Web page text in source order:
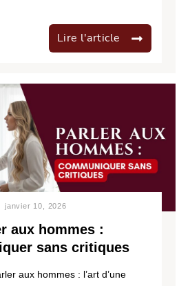
Lire l'article
janvier 10, 2026
aux hommes :
sans critiques
aux hommes : l’art d’une